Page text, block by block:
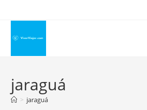
conteúdo
jaraguá
> jaraguá